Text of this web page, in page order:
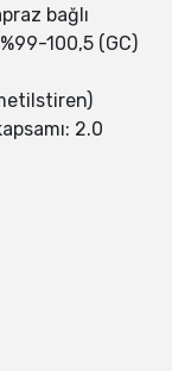
bağlı
100,5 (GC)
2.0